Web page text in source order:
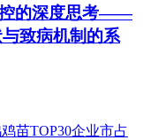
控的深度思考——
致病机制的系